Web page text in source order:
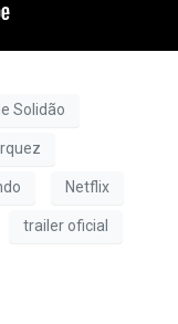
Solidão
Netflix
trailer oficial